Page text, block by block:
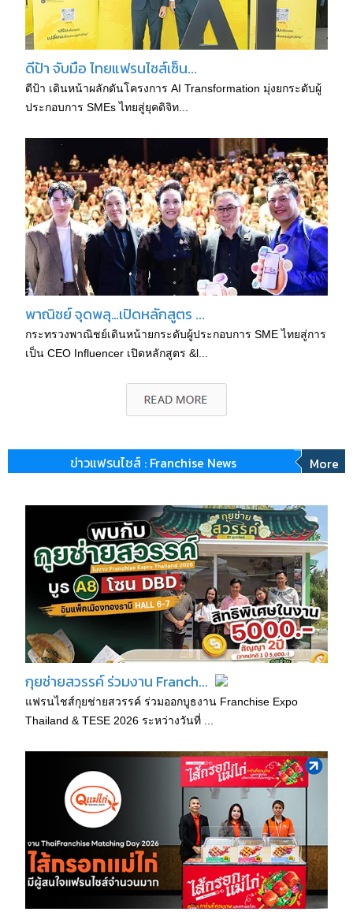
ดีป้า จับมือ ไทยแฟรนไชส์เซ็น...
ดีป้า เดินหน้าผลักดันโครงการ AI Transformation มุ่งยกระดับผู้
ประกอบการ SMEs ไทยสู่ยุคดิจิท...
พาณิชย์ จุดพลุ…เปิดหลักสูตร ...
กระทรวงพาณิชย์เดินหน้ายกระดับผู้ประกอบการ SME ไทยสู่การ
เป็น CEO Influencer เปิดหลักสูตร &l...
ข่าวแฟรนไชส์ : Franchise News More
กุยช่ายสวรรค์ ร่วมงาน Franch...
แฟรนไชส์กุยช่ายสวรรค์ ร่วมออกบูธงาน Franchise Expo
Thailand & TESE 2026 ระหว่างวันที่ ...